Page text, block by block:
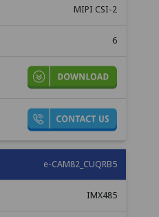
MIPI CSI-2
6
e-CAM82_CUQRB5
IMX485